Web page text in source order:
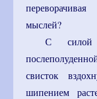
мыслей?
С
свисток
шипением